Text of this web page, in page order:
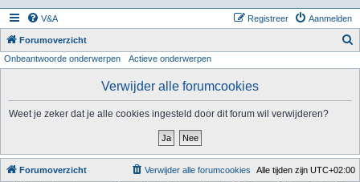
V&A Aanmelden
Registreer
Forumoverzicht
Onbeantwoorde onderwerpen Actieve onderwerpen
Verwijder alle forumcookies
Weet je zeker dat je alle cookies ingesteld door dit forum wil verwijderen?
Forumoverzicht Alle tijden zijn UTC+02:00
Verwijder alle forumcookies